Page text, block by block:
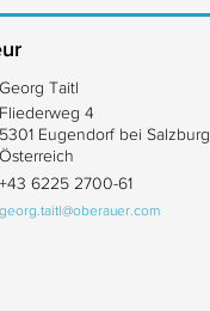
Georg Taitl
Fliederweg 4
5301 Eugendorf bei Salzburg
Österreich
+43 6225 2700-61
georg.taitl@oberauer.com